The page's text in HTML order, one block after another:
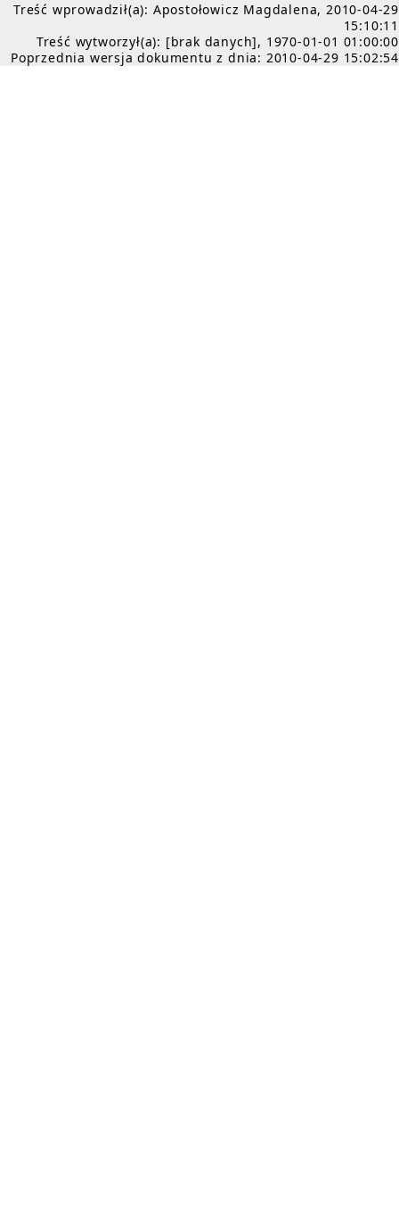
Treść wprowadził(a): Apostołowicz Magdalena, 2010-04-29
15:10:11
Treść wytworzył(a): [brak danych], 1970-01-01 01:00:00
Poprzednia wersja dokumentu z dnia: 2010-04-29 15:02:54